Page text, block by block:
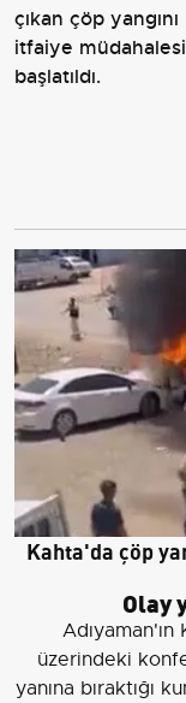
çıkan çöp
itfaiye
başlatıldı.
Kahta'da çöp
Olay
üzerindeki
yanına bıraktığı